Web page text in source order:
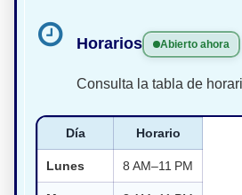
Horarios Abierto ahora
Consulta la tabla de
Día Horario
Lunes 8 AM–11 PM